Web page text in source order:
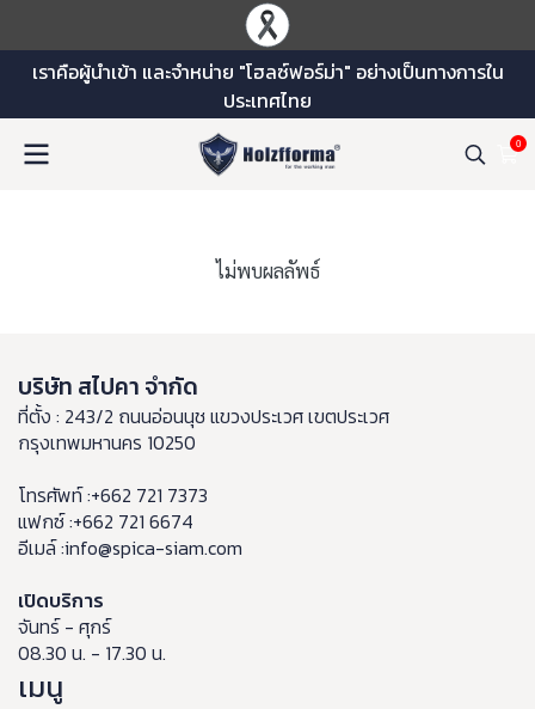
เราคือผู้นำเข้า และจำหน่าย "โฮลซ์ฟอร์ม่า" อย่างเป็นทางการใน
ประเทศไทย
0
ไม่พบผลลัพธ์
บริษัท สไปคา จำกัด
ที่ตั้ง : 243/2 ถนนอ่อนนุช แขวงประเวศ เขตประเวศ
กรุงเทพมหานคร 10250
โทรศัพท์ :+662 721 7373
แฟกซ์ :+662 721 6674
อีเมล์ :info@spica-siam.com
เปิดบริการ
จันทร์ - ศุกร์
08.30 น. - 17.30 น.
เมนู